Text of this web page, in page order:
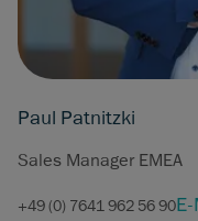
Paul Patnitzki
Sales Manager EMEA
+49 (0) 7641 962 56 90